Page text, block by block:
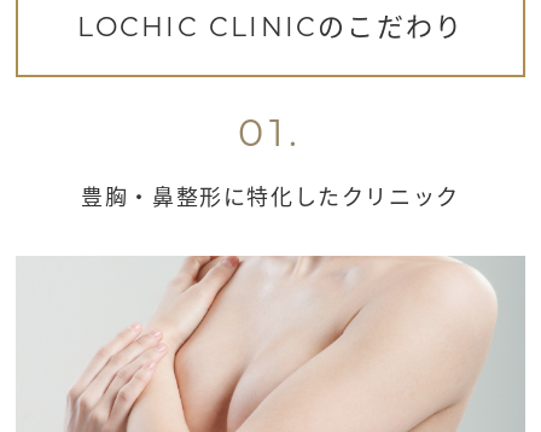
LOCHIC CLINIC のこだわり
01.
豊胸・鼻整形に特化したクリニック